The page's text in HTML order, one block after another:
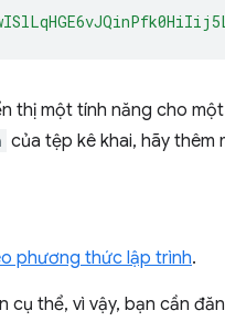
thị một tính năng cho một
của tệp kê khai, hãy
phương thức lập trình.
thể, vì vậy, bạn cần